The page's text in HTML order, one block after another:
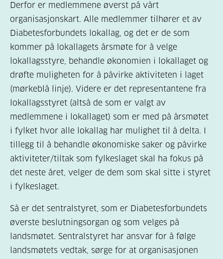
Derfor er medlemmene øverst på vårt
organisasjonskart. Alle medlemmer tilhører et av
Diabetesforbundets lokallag, og det er de som
kommer på lokallagets årsmøte for å velge
lokallagsstyre, behandle økonomien i lokallaget og
drøfte muligheten for å påvirke aktiviteten i laget
(mørkeblå linje). Videre er det representantene fra
lokallagsstyret (altså de som er valgt av
medlemmene i lokallaget) som er med på årsmøtet
i fylket hvor alle lokallag har mulighet til å delta. I
tillegg til å behandle økonomiske saker og påvirke
aktiviteter/tiltak som fylkeslaget skal ha fokus på
det neste året, velger de dem som skal sitte i styret
i fylkeslaget.
Så er det sentralstyret, som er Diabetesforbundets
øverste beslutningsorgan og som velges på
landsmøtet. Sentralstyret har ansvar for å følge
landsmøtets vedtak, sørge for at organisasjonen